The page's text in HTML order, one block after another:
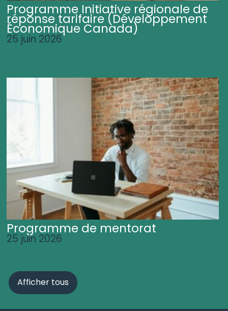
Programme Initiative régionale de
réponse tarifaire (Développement
Économique Canada)
25 juin 2026
Programme de mentorat
25 juin 2026
Afficher tous